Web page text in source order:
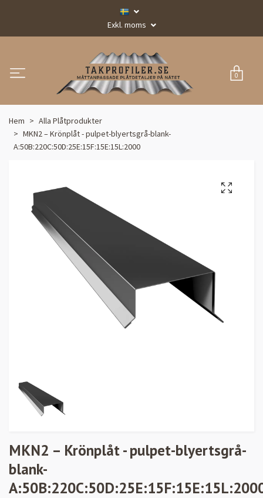
Exkl. moms
0
Hem
Alla Plåtprodukter
MKN2 – Krönplåt - pulpet-blyertsgrå-blank-
A:50B:220C:50D:25E:15F:15E:15L:2000
MKN2 – Krönplåt - pulpet-blyertsgrå-
blank-